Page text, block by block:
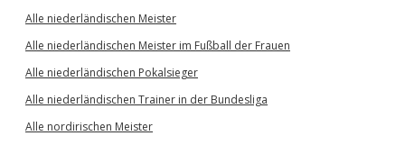
Alle niederländischen Meister
Alle niederländischen Meister im Fußball der Frauen
Alle niederländischen Pokalsieger
Alle niederländischen Trainer in der Bundesliga
Alle nordirischen Meister